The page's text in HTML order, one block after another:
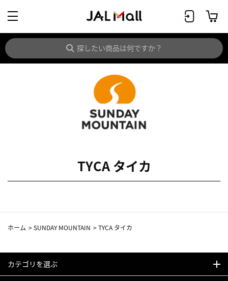
TYCA タイカ
ホーム >SUNDAY MOUNTAIN >TYCA タイカ
カテゴリを選ぶ